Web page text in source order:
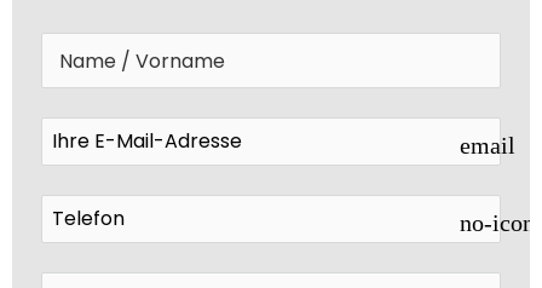
email
no-icon